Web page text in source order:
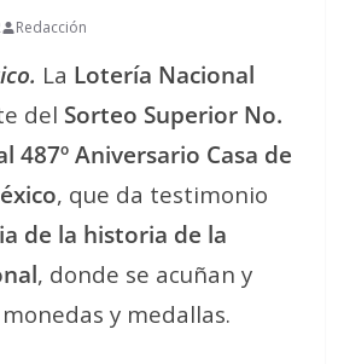
Redacción
La Lotería Nacional
del Sorteo Superior No.
487º Aniversario Casa de
, que da testimonio
de la historia de la
, donde se acuñan y
y medallas.